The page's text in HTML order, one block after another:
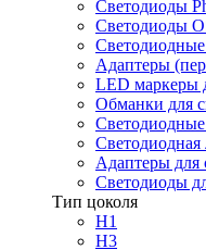
Светодиоды
Светодиоды
Адаптеры
LED маркеры
Обманки для
Светодиодная
Адаптеры для
Светодиоды
Тип цоколя
H1
H3